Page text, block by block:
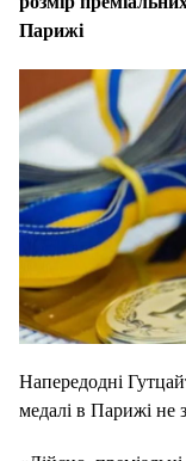
Парижі
Напередодні
медалі в Парижі не